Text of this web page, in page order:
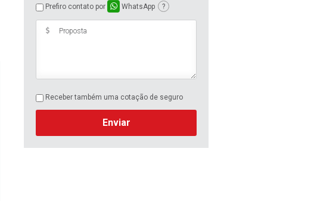
Prefiro contato por WhatsApp ?
Receber também uma cotação de seguro
Enviar